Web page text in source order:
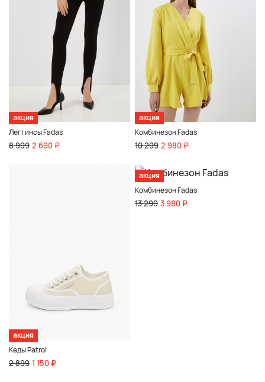
акция
Леггинсы Fadas
8 999 2 690 ₽
акция
Комбинезон Fadas
10 299 2 980 ₽
акция
Кеды Patrol
2 899 1 150 ₽
акция
Комбинезон Fadas
13 299 3 980 ₽